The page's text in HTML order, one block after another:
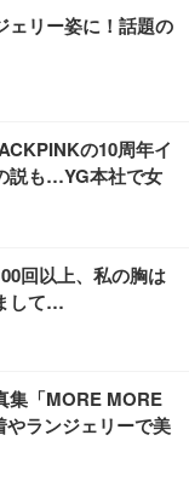
ェリー姿に！話題の
の10周年イ
説も…YG本社で女
回以上、私の胸は
して…
集「MORE MORE
ランジェリーで美